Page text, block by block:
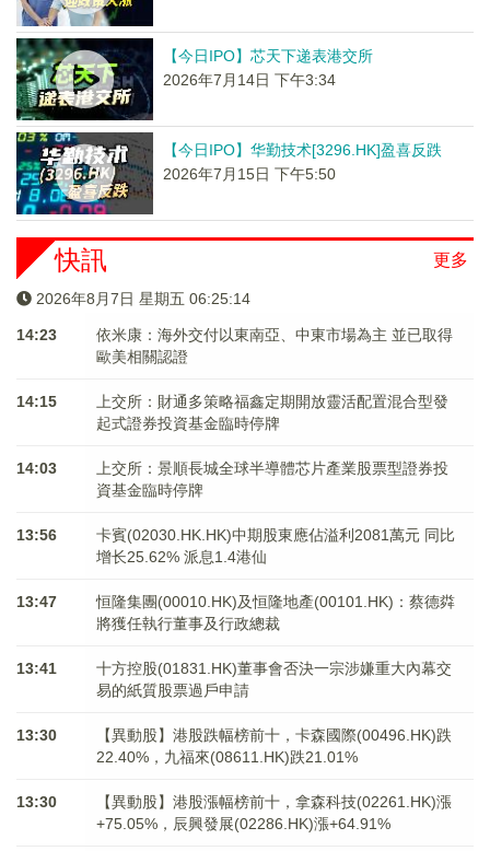
【今日IPO】芯天下递表港交所
2026年7月14日 下午3:34
【今日IPO】华勤技术[3296.HK]盈喜反跌
2026年7月15日 下午5:50
更多
快訊
2026年8月7日 星期五 06:25:15
14:23
依米康：海外交付以東南亞、中東市場為主 並已取得
歐美相關認證
14:15
上交所：財通多策略福鑫定期開放靈活配置混合型發
起式證券投資基金臨時停牌
14:03
上交所：景順長城全球半導體芯片產業股票型證券投
資基金臨時停牌
13:56
卡賓(02030.HK.HK)中期股東應佔溢利2081萬元 同比
增长25.62% 派息1.4港仙
13:47
恒隆集團(00010.HK)及恒隆地產(00101.HK)：蔡德粦
將獲任執行董事及行政總裁
13:41
十方控股(01831.HK)董事會否決一宗涉嫌重大內幕交
易的紙質股票過戶申請
13:30
【異動股】港股跌幅榜前十，卡森國際(00496.HK)跌
22.40%，九福來(08611.HK)跌21.01%
13:30
【異動股】港股漲幅榜前十，拿森科技(02261.HK)漲
+75.05%，辰興發展(02286.HK)漲+64.91%